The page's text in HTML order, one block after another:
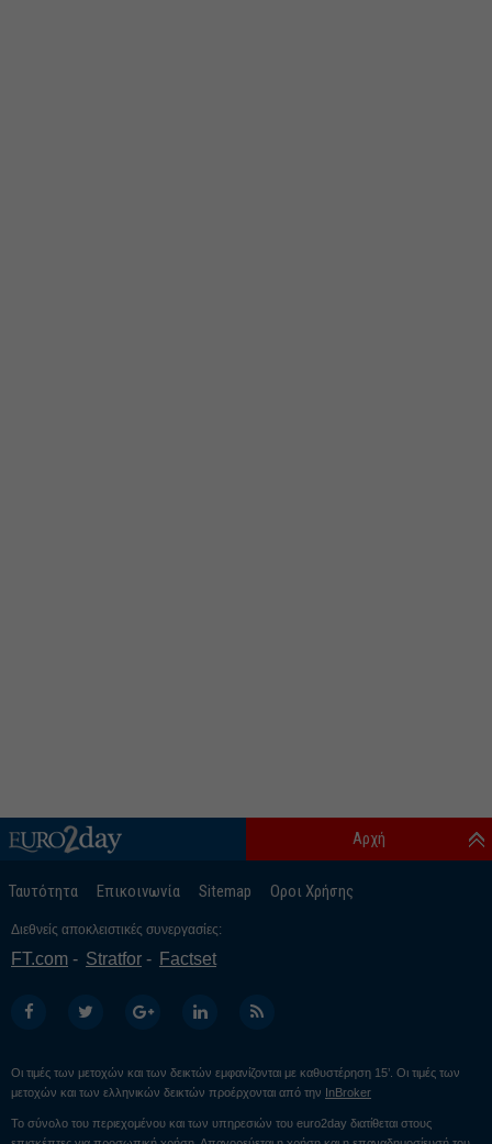
Ταυτότητα Επικοινωνία Sitemap Οροι Χρήσης
Αρχή
Διεθνείς αποκλειστικές συνεργασίες:
FT.com Stratfor Factset
Οι τιμές των μετοχών και των δεικτών εμφανίζονται με καθυστέρηση 15’. Οι τιμές των
μετοχών και των ελληνικών δεικτών προέρχονται από την InBroker
Το σύνολο του περιεχομένου και των υπηρεσιών του euro2day διατίθεται στους